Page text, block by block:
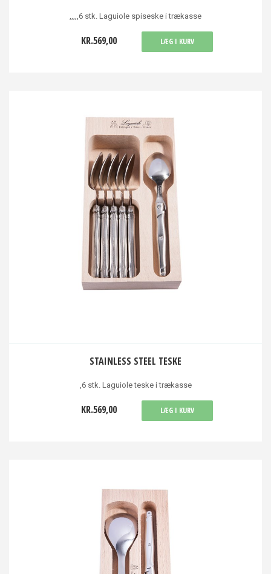
,,,,,6 stk. Laguiole spiseske i trækasse
KR.569,00 LÆG I KURV
STAINLESS STEEL TESKE
,6 stk. Laguiole teske i trækasse
KR.569,00 LÆG I KURV